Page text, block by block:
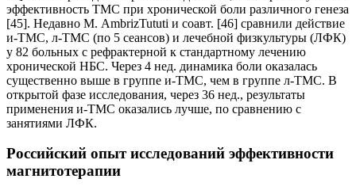
эффективность ТМС при хронической боли различного генеза
[45]. Недавно М. AmbrizTututi и соавт. [46] сравнили действие
и-ТМС, л-ТМС (по 5 сеансов) и лечебной физкультуры (ЛФК)
у 82 больных с рефрактерной к стандартному лечению
хронической НБС. Через 4 нед. динамика боли оказалась
существенно выше в группе и-ТМС, чем в группе л-ТМС. В
открытой фазе исследования, через 36 нед., результаты
применения и-ТМС оказались лучше, по сравнению с
занятиями ЛФК.
Российский опыт исследований эффективности
магнитотерапии